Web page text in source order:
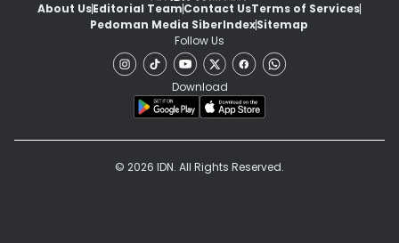
About UsEditorial TeamContact UsTerms of Services
Pedoman Media SiberIndexSitemap
Follow Us
Download
© 2026 IDN. All Rights Reserved.